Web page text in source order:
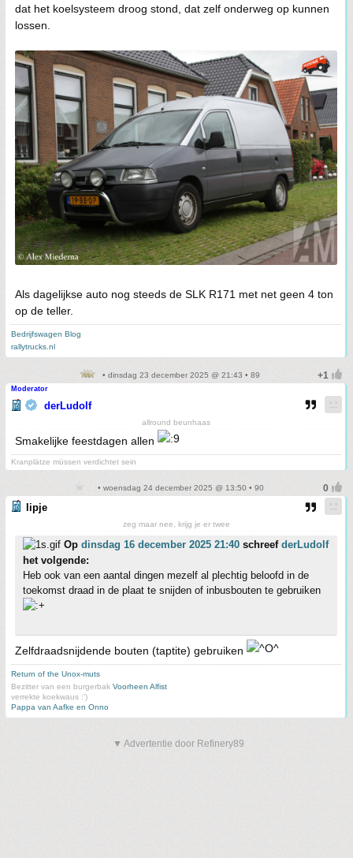
dat het koelsysteem droog stond, dat zelf onderweg op kunnen
lossen.
Als dagelijkse auto nog steeds de SLK R171 met net geen 4 ton
op de teller.
Bedrijfswagen Blog
rallytrucks.nl
• dinsdag 23 december 2025 @ 21:43 • 89
Moderator
derLudolf
allround beunhaas
Smakelijke feestdagen allen
Kranplätze müssen verdichtet sein
• woensdag 24 december 2025 @ 13:50 • 90
lipje
zeg maar nee, krijg je er twee
Op dinsdag 16 december 2025 21:40 schreef derLudolf
het volgende:
Heb ook van een aantal dingen mezelf al plechtig beloofd in de
toekomst draad in de plaat te snijden of inbusbouten te gebruiken
Zelfdraadsnijdende bouten (taptite) gebruiken
Return of the Unox-muts
Bezitter van een burgerbak Voorheen Alfist
verrekte koekwaus :')
Pappa van Aafke en Onno
▼ Advertentie door Refinery89